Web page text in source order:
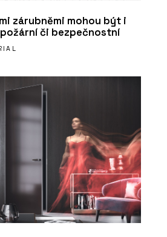
zárubněmi mohou být i
či bezpečnostní